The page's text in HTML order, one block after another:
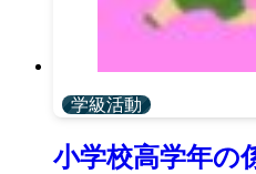
学級活動
小学校高学年